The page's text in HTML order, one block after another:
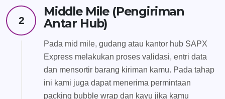
2
Middle Mile (Pengiriman
Antar Hub)
Pada mid mile, gudang atau kantor hub SAPX
Express melakukan proses validasi, entri data
dan mensortir barang kiriman kamu. Pada tahap
ini kami juga dapat menerima permintaan
packing bubble wrap dan kayu jika kamu